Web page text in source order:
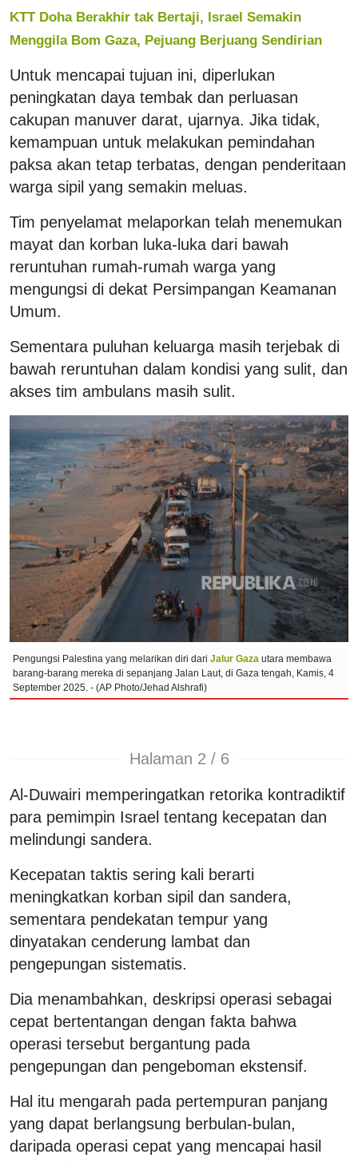
KTT Doha Berakhir tak Bertaji, Israel Semakin
Menggila Bom Gaza, Pejuang Berjuang Sendirian
Untuk mencapai tujuan ini, diperlukan
peningkatan daya tembak dan perluasan
cakupan manuver darat, ujarnya. Jika tidak,
kemampuan untuk melakukan pemindahan
paksa akan tetap terbatas, dengan penderitaan
warga sipil yang semakin meluas.
Tim penyelamat melaporkan telah menemukan
mayat dan korban luka-luka dari bawah
reruntuhan rumah-rumah warga yang
mengungsi di dekat Persimpangan Keamanan
Umum.
Sementara puluhan keluarga masih terjebak di
bawah reruntuhan dalam kondisi yang sulit, dan
akses tim ambulans masih sulit.
Pengungsi Palestina yang melarikan diri dari Jalur Gaza utara membawa
barang-barang mereka di sepanjang Jalan Laut, di Gaza tengah, Kamis, 4
September 2025. - (AP Photo/Jehad Alshrafi)
Halaman 2 / 6
Al-Duwairi memperingatkan retorika kontradiktif
para pemimpin Israel tentang kecepatan dan
melindungi sandera.
Kecepatan taktis sering kali berarti
meningkatkan korban sipil dan sandera,
sementara pendekatan tempur yang
dinyatakan cenderung lambat dan
pengepungan sistematis.
Dia menambahkan, deskripsi operasi sebagai
cepat bertentangan dengan fakta bahwa
operasi tersebut bergantung pada
pengepungan dan pengeboman ekstensif.
Hal itu mengarah pada pertempuran panjang
yang dapat berlangsung berbulan-bulan,
daripada operasi cepat yang mencapai hasil